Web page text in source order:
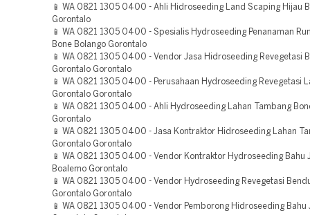
📱 WA 0821 1305 0400 - Ahli Hidroseeding Land Scaping Hijau
Gorontalo
📱 WA 0821 1305 0400 - Spesialis Hydroseeding Penanaman
Bone Bolango Gorontalo
📱 WA 0821 1305 0400 - Vendor Jasa Hidroseeding Revegetasi
Gorontalo Gorontalo
📱 WA 0821 1305 0400 - Perusahaan Hydroseeding Revegetasi
Gorontalo Gorontalo
📱 WA 0821 1305 0400 - Ahli Hydroseeding Lahan Tambang
Gorontalo
📱 WA 0821 1305 0400 - Jasa Kontraktor Hidroseeding Lahan
Gorontalo Gorontalo
📱 WA 0821 1305 0400 - Vendor Kontraktor Hydroseeding Bahu
Boalemo Gorontalo
📱 WA 0821 1305 0400 - Vendor Hydroseeding Revegetasi
Gorontalo Gorontalo
📱 WA 0821 1305 0400 - Vendor Pemborong Hidroseeding Bahu